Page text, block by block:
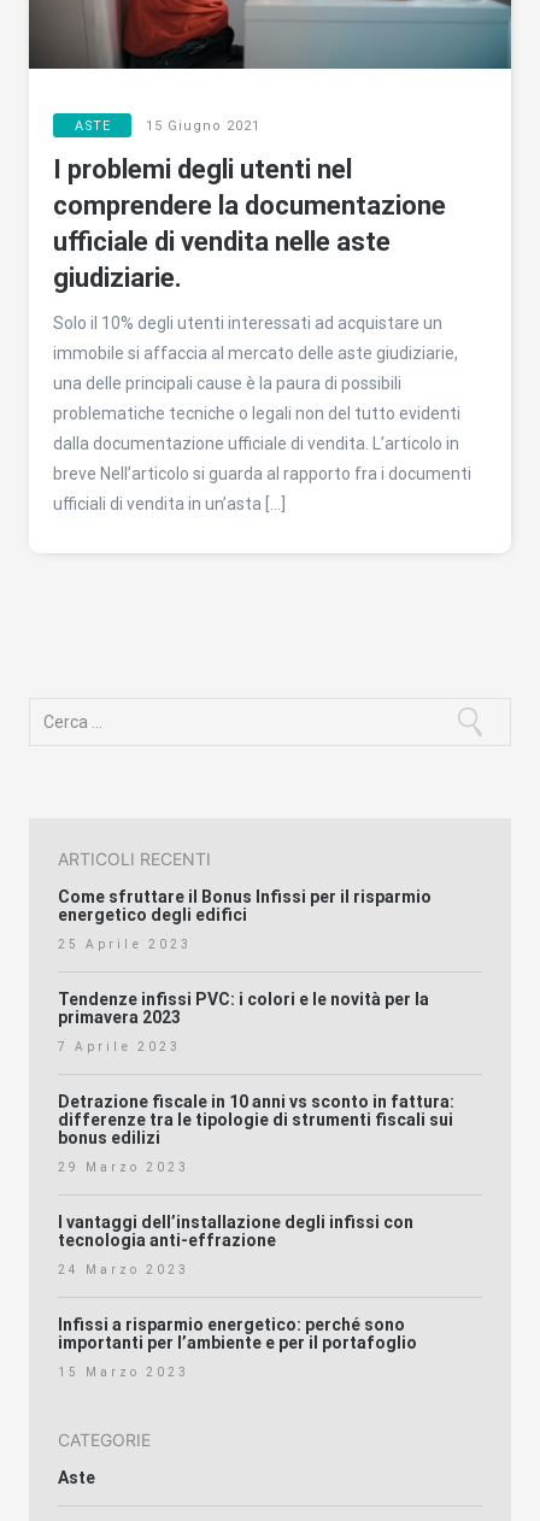
ASTE 15 Giugno 2021
I problemi degli utenti nel
comprendere la documentazione
ufficiale di vendita nelle aste
giudiziarie.
Solo il 10% degli utenti interessati ad acquistare un
immobile si affaccia al mercato delle aste giudiziarie,
una delle principali cause è la paura di possibili
problematiche tecniche o legali non del tutto evidenti
dalla documentazione ufficiale di vendita. L’articolo in
breve Nell’articolo si guarda al rapporto fra i documenti
ufficiali di vendita in un’asta […]
per:
ARTICOLI RECENTI
Come sfruttare il Bonus Infissi per il risparmio
energetico degli edifici
25 Aprile 2023
Tendenze infissi PVC: i colori e le novità per la
primavera 2023
7 Aprile 2023
Detrazione fiscale in 10 anni vs sconto in fattura:
differenze tra le tipologie di strumenti fiscali sui
bonus edilizi
29 Marzo 2023
I vantaggi dell’installazione degli infissi con
tecnologia anti-effrazione
24 Marzo 2023
Infissi a risparmio energetico: perché sono
importanti per l’ambiente e per il portafoglio
15 Marzo 2023
CATEGORIE
Aste